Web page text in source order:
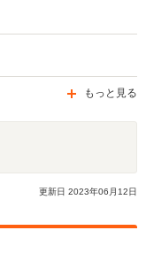
もっと見る
更新日 2023年06 月 12日